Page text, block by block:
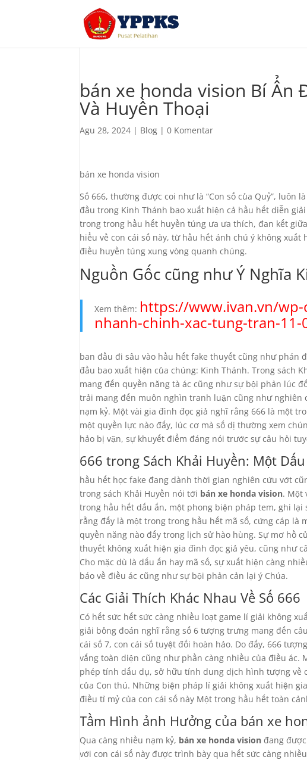
bán xe honda vision Bí Ẩn
Và Huyền Thoại
Agu 28, 2024 | Blog |0 Komentar
bán xe honda vision
Số 666, thường được coi như là “Con số của Quỷ”,
đầu trong Kinh Thánh bao xuất hiện cả hầu hết diễn
trong trong hầu hết huyền túng ưa ưa thích, đan kết
hiểu về con cái số này, từ hầu hết ánh chú ý không
điều huyền túng xung vòng quanh chúng.
Nguồn Gốc cũng như Ý Nghĩa
Xem thêm: https://www.ivan.vn/
nhanh-chinh-xac-tung-tran-11-
ban đầu đi sâu vào hầu hết fake thuyết cũng như phán
đầu bao xuất hiện của chúng: Kinh Thánh. Trong sách
mang đến quyền năng tà ác cũng như sự bội phản lúc
trải mang đến muôn nghìn tranh luận cũng như
nạm kỷ. Một vài gia đình đọc giả nghĩ rằng 666 là một
một quyền lực nào đấy, lúc cơ mà số dị thường xem
hảo bị vặn, sự khuyết điểm đáng nói trước sự câu hỏi
666 trong Sách Khải Huyền: Một
hầu hết học fake đang dành thời gian nghiên cứu vớt
trong sách Khải Huyền nói tới bán xe honda vision. Một
trong hầu hết dấu ấn, một phong biện pháp tem, ghi
rằng đấy là một trong trong hầu hết mã số, cứng cáp
quyền năng nào đấy trong lịch sử hào hùng. Sự mơ hồ
thuyết không xuất hiện gia đình đọc giả yêu, cũng như
Cho mặc dù là dấu ấn hay mã số, sự xuất hiện càng
báo về điều ác cũng như sự bội phản cản lại ý Chúa.
Các Giải Thích Khác Nhau Về Số 666
Có hết sức hết sức càng nhiều loạt game lí giải không
giải bỏng đoán nghĩ rằng số 6 tượng trưng mang đến
cái số 7, con cái số tuyệt đối hoàn hảo. Do đấy, 666
vắng toàn diện cũng như phần càng nhiều của điều
phép tính dấu dụ, sở hữu tính dung dịch hình tượng về
của Con thú. Những biện pháp lí giải không xuất hiện
điều tỉ mỷ của con cái số này Một trong hầu hết toàn
Tầm Hình ảnh Hưởng của bán xe
Qua càng nhiều nạm kỷ, bán xe honda vision đang
với con cái số này được trình bày qua hết sức càng